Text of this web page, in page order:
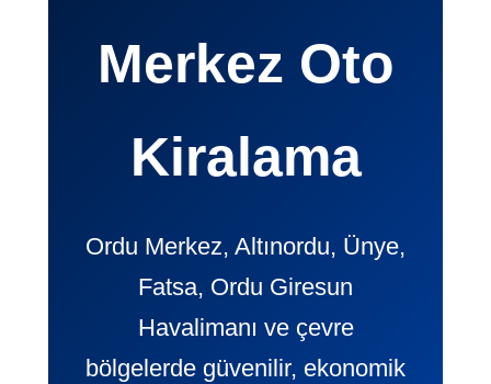
Merkez Oto
Kiralama
Ordu Merkez, Altınordu, Ünye,
Fatsa, Ordu Giresun
Havalimanı ve çevre
bölgelerde güvenilir, ekonomik